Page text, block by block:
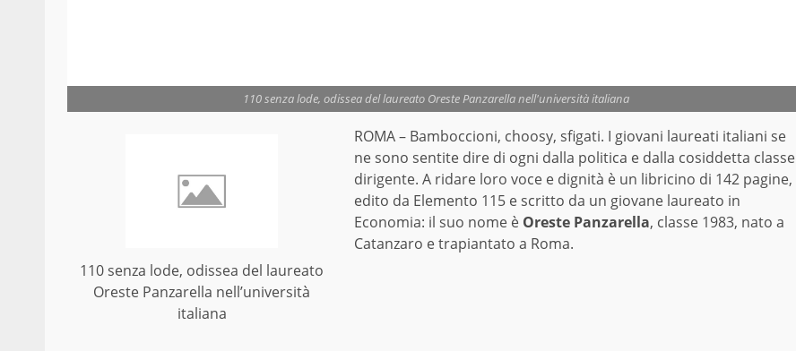
110 senza lode, odissea del laureato Oreste Panzarella nell'università italiana
110 senza lode, odissea del laureato
Oreste Panzarella nell’università
italiana
ROMA – Bamboccioni, choosy, sfigati. I giovani laureati italiani se
ne sono sentite dire di ogni dalla politica e dalla cosiddetta classe
dirigente. A ridare loro voce e dignità è un libricino di 142 pagine,
edito da Elemento 115 e scritto da un giovane laureato in
Economia: il suo nome è Oreste Panzarella, classe 1983, nato a
Catanzaro e trapiantato a Roma.